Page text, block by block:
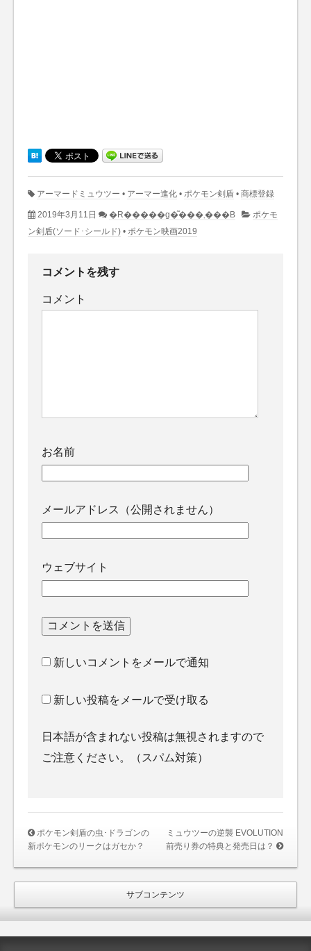
アーマードミュウツー • アーマー進化 • ポケモン剣盾 • 商標登録
2019年3月11日 �R�����g�͂���܂���B
ポケモ
ン剣盾(ソード･シールド) • ポケモン映画2019
コメントを残す
コメント
お名前
メールアドレス（公開されません）
ウェブサイト
新しいコメントをメールで通知
新しい投稿をメールで受け取る
日本語が含まれない投稿は無視されますので
ご注意ください。（スパム対策）
ポケモン剣盾の虫･ドラゴンの
新ポケモンのリークはガセか？
ミュウツーの逆襲 EVOLUTION
前売り券の特典と発売日は？
サブコンテンツ